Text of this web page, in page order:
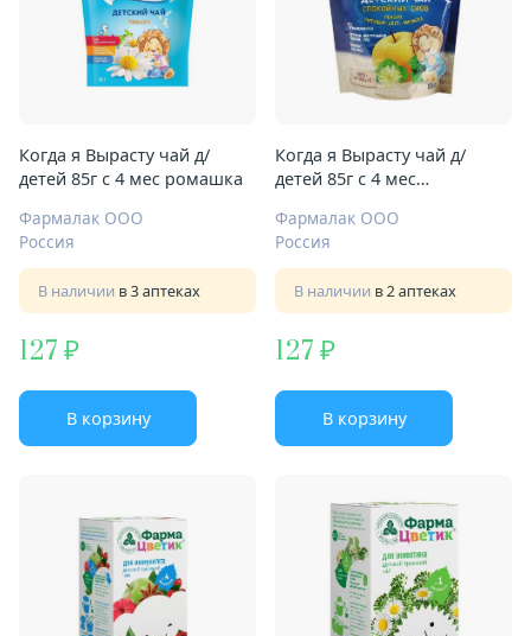
Когда я Вырасту чай д/
детей 85г с 4 мес ромашка
Фармалак ООО
Россия
В наличии в 3 аптеках
127
В корзину
Когда я Вырасту чай д/
детей 85г с 4 мес
Фармалак ООО
Россия
В наличии в 2 аптеках
127
В корзину